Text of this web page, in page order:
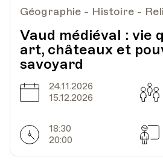
Géographie - Histoire -
Vaud médiéval : vie
art, châteaux et
savoyard
Date
24.11.2026
15.12.2026
Horarires
18:30
20:00